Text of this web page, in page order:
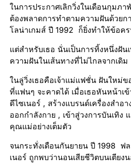
ในการประกาศเลิกวิ่งในเดือนกุมภ
ต้องพลาดการทำตามความฝันด้วยก
โลน่า​เกมส์ ปี 1992 ก็ยิ่งทำให้ข้อค
แต่สำหรับเธอ นั่นเป็นการทิ้งหนึ่งฝัน
ความฝันในเส้นทางที่ไม่ไกลจากเดิม
ในลู่วิ่งเธอคือเจ้าแม่แฟชั่น ฝันใหม่ข
ที่แฟนๆ จะคาดได้ เมื่อเธอหันหน้าเ
ดีไซเนอร์​ , สร้างแบรนด์​เครื่องสำอ
ออกกำลังกาย , เข้าสู่​วงการบันเทิง
คุณแม่อย่างเต็ม​ตัว
จนกระทั่งเดือนกันยายน ปี 1998 ฟ
เนอร์ ถูกพบว่านอนเสียชีวิตบนเตียง